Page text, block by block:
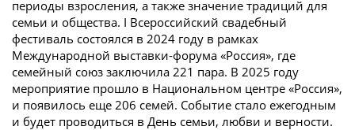
периоды взросления, а также значение традиций для
семьи и общества. I Всероссийский свадебный
фестиваль состоялся в 2024 году в рамках
Международной выставки-форума «Россия», где
семейный союз заключила 221 пара. В 2025 году
мероприятие прошло в Национальном центре «Россия»,
и появилось еще 206 семей. Событие стало ежегодным
и будет проводиться в День семьи, любви и верности.